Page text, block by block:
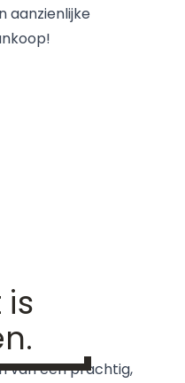
aanzienlijke
van een prachtig,